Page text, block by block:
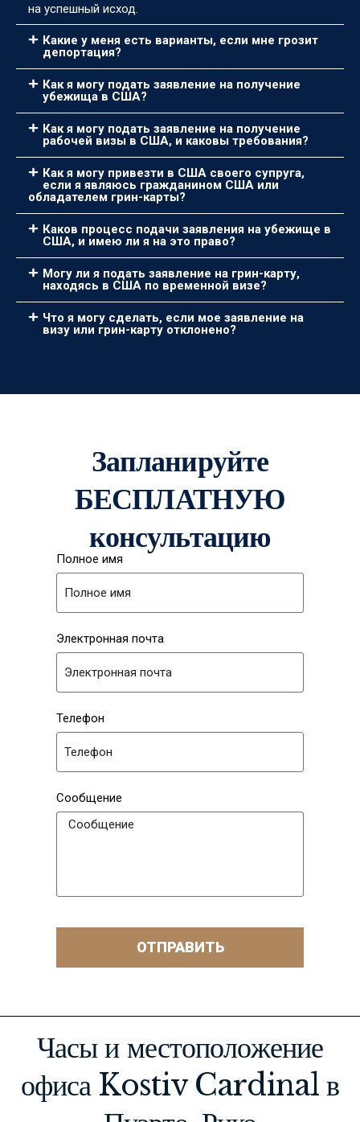
на успешный исход.
Какие у меня есть варианты, если мне грозит
депортация?
Как я могу подать заявление на получение
убежища в США?
Как я могу подать заявление на получение
рабочей визы в США, и каковы требования?
Как я могу привезти в США своего супруга,
если я являюсь гражданином США или
обладателем грин-карты?
Каков процесс подачи заявления на убежище в
США, и имею ли я на это право?
Могу ли я подать заявление на грин-карту,
находясь в США по временной визе?
Что я могу сделать, если мое заявление на
визу или грин-карту отклонено?
Запланируйте
БЕСПЛАТНУЮ
консультацию
Полное имя
Электронная почта
Телефон
Сообщение
ОТПРАВИТЬ
Часы и местоположение
офиса Kostiv Cardinal в